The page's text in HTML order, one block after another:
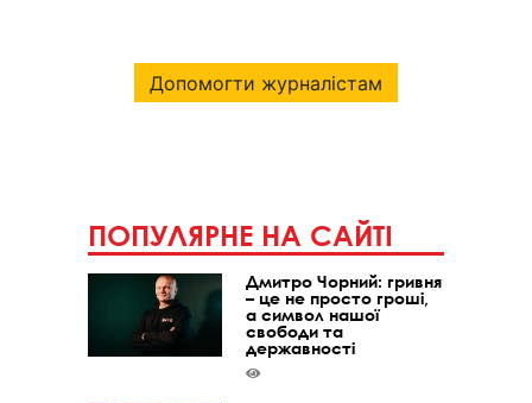
Допомогти журналістам
ПОПУЛЯРНЕ НА САЙТІ
Дмитро Чорний: гривня
– це не просто гроші,
а символ нашої
свободи та
державності